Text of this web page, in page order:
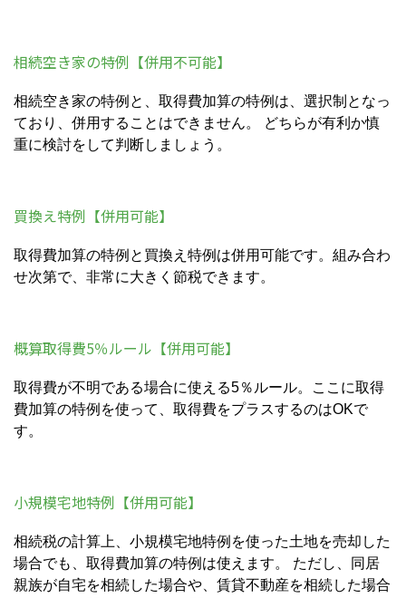
相続空き家の特例【併用不可能】
相続空き家の特例と、取得費加算の特例は、選択制となっ
ており、併用することはできません。 どちらが有利か慎
重に検討をして判断しましょう。
買換え特例【併用可能】
取得費加算の特例と買換え特例は併用可能です。組み合わ
せ次第で、非常に大きく節税できます。
概算取得費5％ルール【併用可能】
取得費が不明である場合に使える5％ルール。ここに取得
費加算の特例を使って、取得費をプラスするのはOKで
す。
小規模宅地特例【併用可能】
相続税の計算上、小規模宅地特例を使った土地を売却した
場合でも、取得費加算の特例は使えます。 ただし、同居
親族が自宅を相続した場合や、賃貸不動産を相続した場合